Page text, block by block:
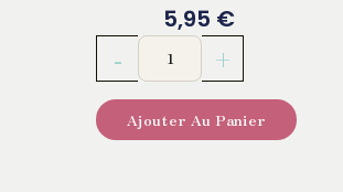
5,95 €
-
TOPModel
Dress
+
Ajouter Au Panier